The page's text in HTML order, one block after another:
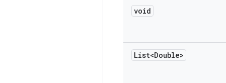
void
List<Double>